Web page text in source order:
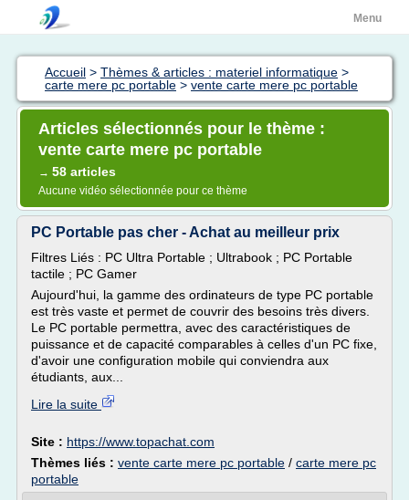
Menu
Accueil > Thèmes & articles : materiel informatique >
carte mere pc portable > vente carte mere pc portable
Articles sélectionnés pour le thème :
vente carte mere pc portable
→ 58 articles
Aucune vidéo sélectionnée pour ce thème
PC Portable pas cher - Achat au meilleur prix
Filtres Liés : PC Ultra Portable ; Ultrabook ; PC Portable
tactile ; PC Gamer
Aujourd'hui, la gamme des ordinateurs de type PC portable
est très vaste et permet de couvrir des besoins très divers.
Le PC portable permettra, avec des caractéristiques de
puissance et de capacité comparables à celles d'un PC fixe,
d'avoir une configuration mobile qui conviendra aux
étudiants, aux...
Lire la suite
Site : https://www.topachat.com
Thèmes liés : vente carte mere pc portable / carte mere pc
portable